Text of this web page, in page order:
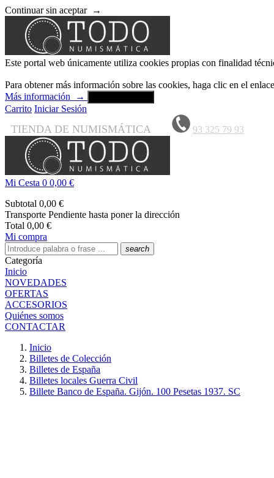
Continuar sin aceptar →
Este portal web únicamente utiliza cookies propias con finalidad
Para obtener más información sobre las cookies, haga clic en el
Más información
→
Carrito Iniciar Sesión
TIENDA DE NUMISMÁTICA 93 325 79 93
Mi Cesta 0 0,00 €
Subtotal 0,00 €
Transporte Pendiente hasta poner la dirección
Total 0,00 €
Mi compra
search
Categoría
Inicio
NOVEDADES
OFERTAS
ACCESORIOS
Quiénes somos
CONTACTAR
Inicio
Billetes de Colección
Billetes de España
Billetes locales Guerra Civil
Billete Banco de España. Gijón. 100 Pesetas 1937. SC